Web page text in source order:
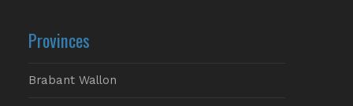
Provinces
Brabant Wallon